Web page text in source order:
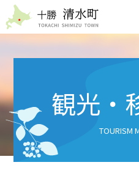
観光・
TOURISM